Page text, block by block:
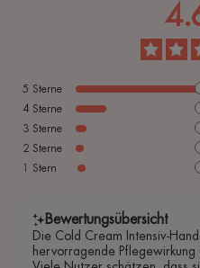
5 Sterne
4 Sterne
3 Sterne
2 Sterne
1 Stern
Bewertungsübersicht
Die Cold Cream Intensiv-
hervorragende Pflegewirkung